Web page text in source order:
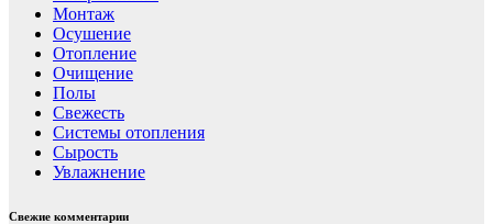
Монтаж
Осушение
Отопление
Очищение
Полы
Свежесть
Системы отопления
Сырость
Увлажнение
Свежие комментарии